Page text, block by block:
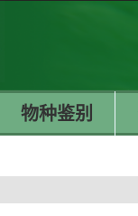
物种鉴别